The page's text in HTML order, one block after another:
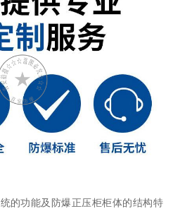
的功能及防爆正压柜柜体的结构特